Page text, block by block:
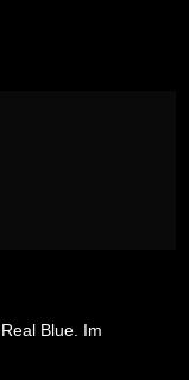
Blue. Im